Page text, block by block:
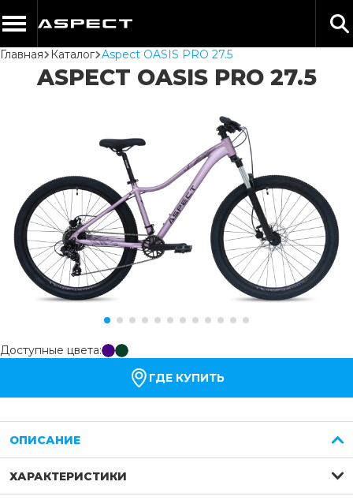
Главная Каталог Aspect OASIS PRO 27.5
ASPECT OASIS PRO 27.5
Доступные цвета:
ГДЕ КУПИТЬ
ОПИСАНИЕ
ХАРАКТЕРИСТИКИ